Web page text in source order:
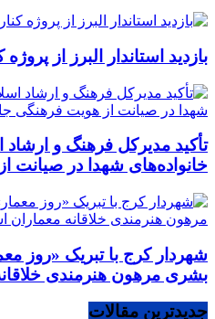
بازدید استاندار البرز از
تأکید مدیرکل فرهنگ و ارشاد
خانواده‌های شهدا در صیانت
شهردار کرج با تبریک «روز
بشری مرهون هنرمندی
جدیدترین مقالات